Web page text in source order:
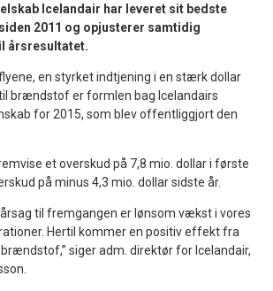
Icelandair har leveret sit bedste
2011 og opjusterer samtidig
årsresultatet.
en styrket indtjening i en stærk dollar
brændstof er formlen bag Icelandairs
for 2015, som blev offentliggjort den
et overskud på 7,8 mio. dollar i første
på minus 4,3 mio. dollar sidste år.
til fremgangen er lønsom vækst i vores
Hertil kommer en positiv effekt fra
siger adm. direktør for Icelandair,